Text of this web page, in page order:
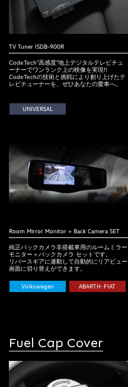
TV Tuner ISDB-900R
CodeTech”高感度”地上デジタルテレビチュ
ーナーでワンランク上の映像を実現!!
CodeTechの技術と挑戦により創り上げたテ
レビチューナーを、ぜひあなたの愛車へ。
UNIVERSAL
Room Mirror Monitor + Back Camera SET
純正バックカメラ非搭載車用のルームミラー
モニター＋バックカメラ セットです。
リバースギアに連動して自動的にリアビュー
画面に切り替えができます。
Volkswagen ABARTH･FIAT
Fuel Cap Cover